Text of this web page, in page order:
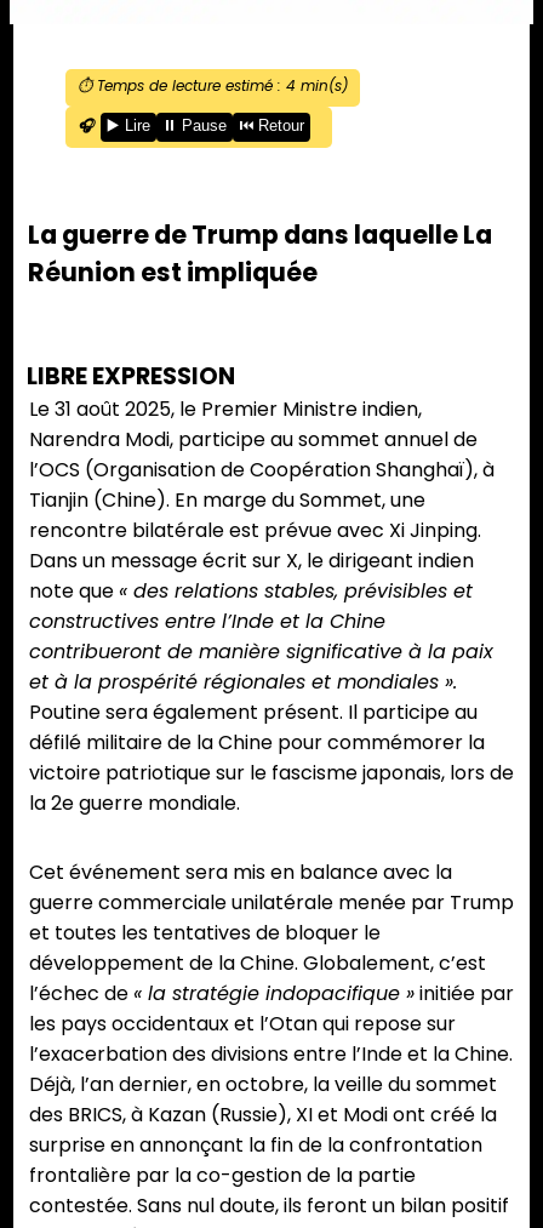
⏱️ Temps de lecture estimé : 4 min(s)
🎧
▶️ Lire ⏸️ Pause ⏮️ Retour
La guerre de Trump dans laquelle La
Réunion est impliquée
LIBRE EXPRESSION
Le 31 août 2025, le Premier Ministre indien,
Narendra Modi, participe au sommet annuel de
l’OCS (Organisation de Coopération Shanghaï), à
Tianjin (Chine). En marge du Sommet, une
rencontre bilatérale est prévue avec Xi Jinping.
Dans un message écrit sur X, le dirigeant indien
note que« des relations stables, prévisibles et
constructives entre l’Inde et la Chine
contribueront de manière significative à la paix
et à la prospérité régionales et mondiales ».
Poutine sera également présent. Il participe au
défilé militaire de la Chine pour commémorer la
victoire patriotique sur le fascisme japonais, lors de
la 2e guerre mondiale.
Cet événement sera mis en balance avec la
guerre commerciale unilatérale menée par Trump
et toutes les tentatives de bloquer le
développement de la Chine. Globalement, c’est
l’échec de« la stratégie indopacifique »initiée par
les pays occidentaux et l’Otan qui repose sur
l’exacerbation des divisions entre l’Inde et la Chine.
Déjà, l’an dernier, en octobre, la veille du sommet
des BRICS, à Kazan (Russie), XI et Modi ont créé la
surprise en annonçant la fin de la confrontation
frontalière par la co-gestion de la partie
contestée. Sans nul doute, ils feront un bilan positif